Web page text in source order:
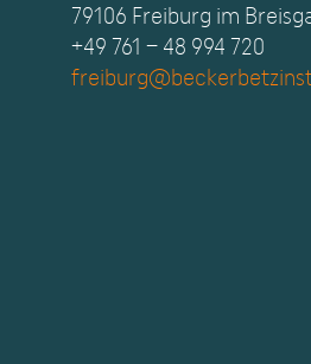
79106 Freiburg im
+49 761 – 48 994 720